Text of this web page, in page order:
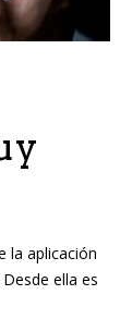
la aplicación
ella es